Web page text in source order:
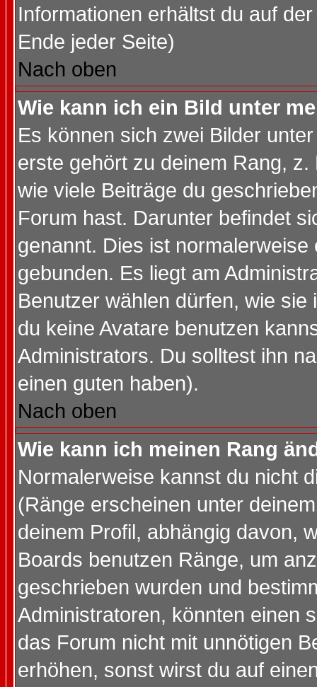
Informationen erhältst du auf
Ende jeder Seite)
Nach oben
Wie kann ich ein Bild unter
Es können sich zwei Bilder
erste gehört zu deinem Rang,
wie viele Beiträge du
Forum hast. Darunter befindet
genannt. Dies ist
gebunden. Es liegt am
Benutzer wählen dürfen, wie
du keine Avatare benutzen
Administrators. Du solltest ihn
einen guten haben).
Nach oben
Wie kann ich meinen Rang
Normalerweise kannst du nicht
(Ränge erscheinen unter
deinem Profil, abhängig davon,
Boards benutzen Ränge, um
geschrieben wurden und
Administratoren, könnten einen
das Forum nicht mit unnötigen
erhöhen, sonst wirst du auf